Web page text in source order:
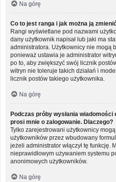
Na górę
Co to jest ranga i jak można ją
Rangi wyświetlane pod nazwami
dany użytkownik napisał lub jaki ma
administratora. Użytkownicy nie mogą
ponieważ ustawia je administrator
po to, aby zwiększyć swój licznik
witryn nie toleruje takich działań i
licznik postów takiego użytkownika.
Na górę
Podczas próby wysłania
prosi mnie o zalogowanie. Dlaczego?
Tylko zarejestrowani użytkownicy
użytkowników przez wbudowany
jeżeli administrator włączył tę funkcję.
nieprawidłowym używaniem systemu
anonimowych użytkowników.
Na górę